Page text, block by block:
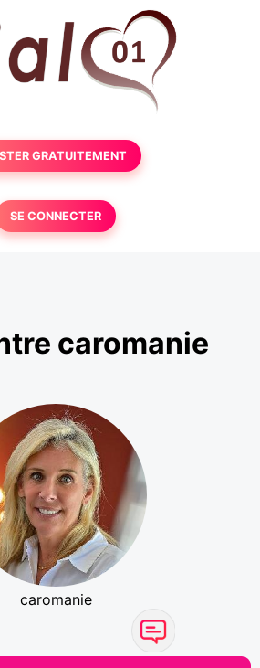
GRATUITEMENT
SE CONNECTER
caromanie
caromanie